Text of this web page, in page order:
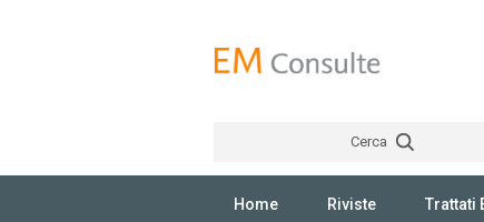
Cerca
Home Riviste Trattati